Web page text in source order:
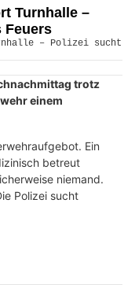
Turnhalle –
Feuers
trotz
einem
Ein
betreut
niemand.
Polizei sucht